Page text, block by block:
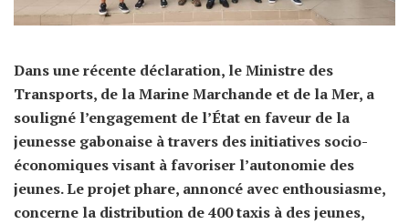
Dans une récente déclaration, le Ministre des
Transports, de la Marine Marchande et de la Mer, a
souligné l’engagement de l’État en faveur de la
jeunesse gabonaise à travers des initiatives socio-
économiques visant à favoriser l’autonomie des
jeunes. Le projet phare, annoncé avec enthousiasme,
concerne la distribution de 400 taxis à des jeunes,